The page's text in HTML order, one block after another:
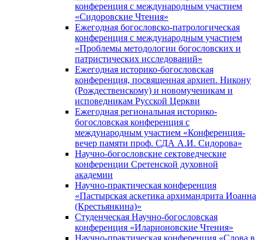
конференция с международным участием
«Сидоровские Чтения»
Ежегодная богословско-патрологическая
конференция с международным участием
«Проблемы методологии богословских и
патристических исследований»
Ежегодная историко-богословская
конференция, посвященная архиеп. Никону
(Рождественскому) и новомученикам и
исповедникам Русской Церкви
Ежегодная региональная историко-
богословская конференция с
международным участием «Конференция-
вечер памяти проф. СДА А.И. Сидорова»
Научно-богословские сектоведческие
конференции Сретенской духовной
академии
Научно-практическая конференция
«Пастырская аскетика архимандрита Иоанна
(Крестьянкина)»
Студенческая Научно-богословская
конференция «Иларионовские Чтения»
Научно-практическая конференция «Cлова в